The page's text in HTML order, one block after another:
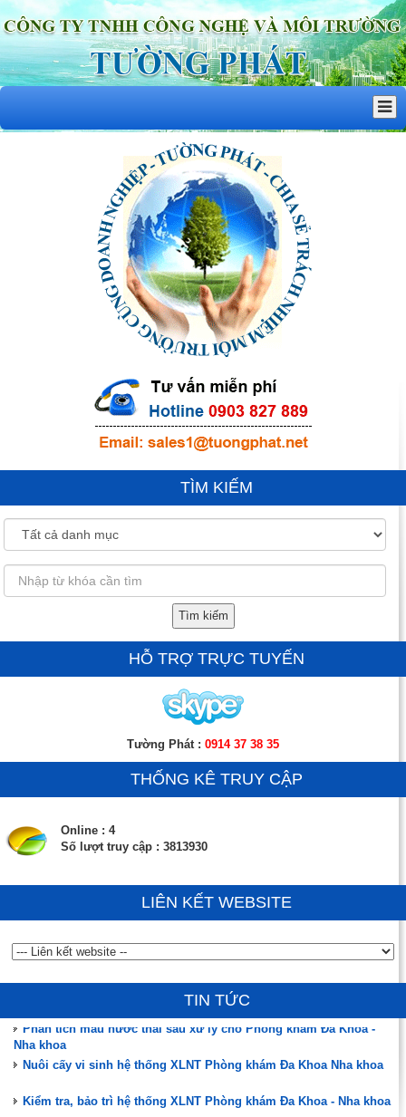
TÌM KIẾM
Tìm kiếm
HỖ TRỢ TRỰC TUYẾN
Tường Phát : 0914 37 38 35
THỐNG KÊ TRUY CẬP
Online : 4
Số lượt truy cập : 3813930
LIÊN KẾT WEBSITE
TIN TỨC
Đào tạo, hướng dẫn vận hành, chuyển giao công nghệ
ĐÃ CÓ HÀNG MÀNG MBR MEMSTAR (SINGAPORE)
Nha khoa
Nuôi cấy vi sinh hệ thống XLNT Phòng khám Đa Khoa Nha khoa
Kiểm tra, bảo trì hệ thống XLNT Phòng khám Đa Khoa - Nha khoa